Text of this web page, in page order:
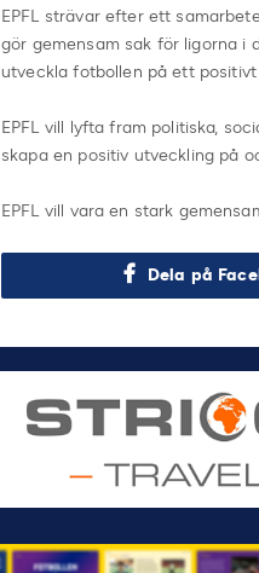
EPFL strävar efter ett
gör gemensam sak för ligorna i
utveckla fotbollen på ett
EPFL vill lyfta fram politiska,
skapa en positiv utveckling på
EPFL vill vara en stark
Dela på